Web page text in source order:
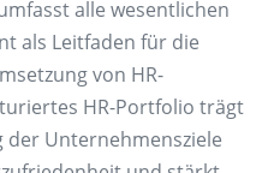
alle wesentlichen
als Leitfaden für die
von HR-
HR-Portfolio trägt
der Unternehmensziele